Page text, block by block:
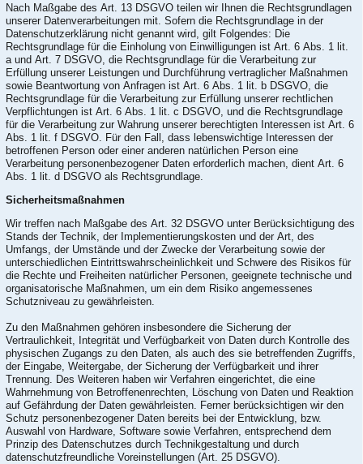
Nach Maßgabe des Art. 13 DSGVO teilen wir Ihnen die Rechtsgrundlagen
unserer Datenverarbeitungen mit. Sofern die Rechtsgrundlage in der
Datenschutzerklärung nicht genannt wird, gilt Folgendes: Die
Rechtsgrundlage für die Einholung von Einwilligungen ist Art. 6 Abs. 1 lit.
a und Art. 7 DSGVO, die Rechtsgrundlage für die Verarbeitung zur
Erfüllung unserer Leistungen und Durchführung vertraglicher Maßnahmen
sowie Beantwortung von Anfragen ist Art. 6 Abs. 1 lit. b DSGVO, die
Rechtsgrundlage für die Verarbeitung zur Erfüllung unserer rechtlichen
Verpflichtungen ist Art. 6 Abs. 1 lit. c DSGVO, und die Rechtsgrundlage
für die Verarbeitung zur Wahrung unserer berechtigten Interessen ist Art. 6
Abs. 1 lit. f DSGVO. Für den Fall, dass lebenswichtige Interessen der
betroffenen Person oder einer anderen natürlichen Person eine
Verarbeitung personenbezogener Daten erforderlich machen, dient Art. 6
Abs. 1 lit. d DSGVO als Rechtsgrundlage.
Sicherheitsmaßnahmen
Wir treffen nach Maßgabe des Art. 32 DSGVO unter Berücksichtigung des
Stands der Technik, der Implementierungskosten und der Art, des
Umfangs, der Umstände und der Zwecke der Verarbeitung sowie der
unterschiedlichen Eintrittswahrscheinlichkeit und Schwere des Risikos für
die Rechte und Freiheiten natürlicher Personen, geeignete technische und
organisatorische Maßnahmen, um ein dem Risiko angemessenes
Schutzniveau zu gewährleisten.
Zu den Maßnahmen gehören insbesondere die Sicherung der
Vertraulichkeit, Integrität und Verfügbarkeit von Daten durch Kontrolle des
physischen Zugangs zu den Daten, als auch des sie betreffenden Zugriffs,
der Eingabe, Weitergabe, der Sicherung der Verfügbarkeit und ihrer
Trennung. Des Weiteren haben wir Verfahren eingerichtet, die eine
Wahrnehmung von Betroffenenrechten, Löschung von Daten und Reaktion
auf Gefährdung der Daten gewährleisten. Ferner berücksichtigen wir den
Schutz personenbezogener Daten bereits bei der Entwicklung, bzw.
Auswahl von Hardware, Software sowie Verfahren, entsprechend dem
Prinzip des Datenschutzes durch Technikgestaltung und durch
datenschutzfreundliche Voreinstellungen (Art. 25 DSGVO).